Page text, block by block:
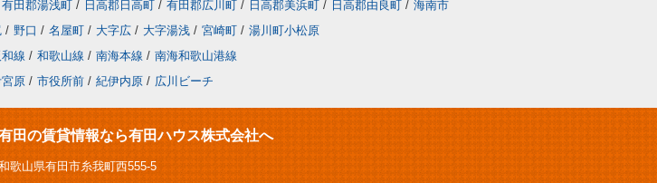
有田郡湯浅町 / 日高郡日高町 / 有田郡広川町 / 日高郡美浜町 / 日高郡由良町 / 海南市
/ 野口 / 名屋町 / 大字広 / 大字湯浅 / 宮崎町 / 湯川町小松原
和線 / 和歌山線 / 南海本線 / 南海和歌山港線
原 / 市役所前 / 紀伊内原 / 広川ビーチ
田の賃貸情報なら有田ハウス株式会社へ
歌山県有田市糸我町西555-5